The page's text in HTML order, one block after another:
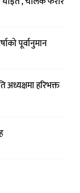
पूर्वानुमान
अध्यक्षमा हरिभक्त